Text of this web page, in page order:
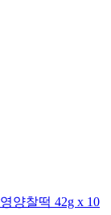
양찰떡 42g x 10